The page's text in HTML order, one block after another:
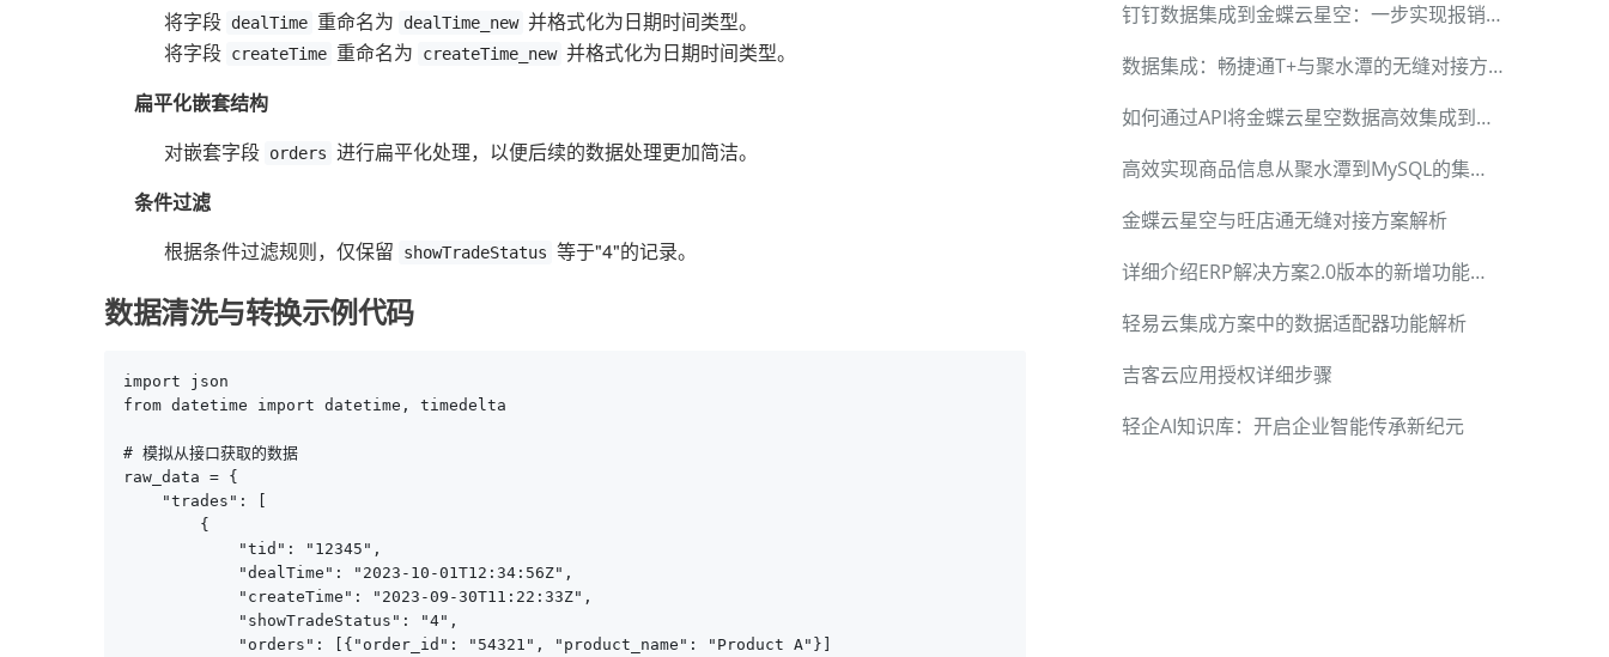
将字段 dealTime 重命名为 dealTime_new 并格式化为日期时间类型。
将字段 createTime 重命名为 createTime_new 并格式化为日期时间类型。
扁平化嵌套结构
对嵌套字段 orders 进行扁平化处理，以便后续的数据处理更加简洁。
条件过滤
根据条件过滤规则，仅保留
showTradeStatus 等于"4"的记录。
数据清洗与转换示例代码
import json
from datetime import datetime, timedelta
# 模拟从接口获取的数据
raw_data = {
    "trades": [
        {
            "tid": "12345",
            "dealTime": "2023-10-01T12:34:56Z",
            "createTime": "2023-09-30T11:22:33Z",
            "showTradeStatus": "4",
            "orders": [{"order_id": "54321", "product_name": "Product A"}]
钉钉数据集成到金蝶云星空：一步实现报销数据同步
数据集成：畅捷通T+与聚水潭的无缝对接方案
如何通过API将金蝶云星空数据高效集成到轻易云
高效实现商品信息从聚水潭到MySQL的集成方案
金蝶云星空与旺店通无缝对接方案解析
详细介绍ERP解决方案2.0版本的新增功能和优化
轻易云集成方案中的数据适配器功能解析
吉客云应用授权详细步骤
轻企AI知识库：开启企业智能传承新纪元